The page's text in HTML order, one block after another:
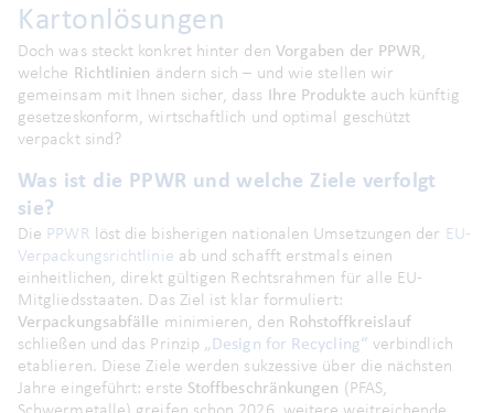
Kartonlösungen
Doch was steckt konkret hinter den Vorgaben der PPWR,
welche Richtlinien ändern sich – und wie stellen wir
gemeinsam mit Ihnen sicher, dass
Ihre Produkte auch künftig
gesetzeskonform, wirtschaftlich und optimal geschützt
verpackt sind?
Was ist die PPWR und welche Ziele verfolgt
sie?
Die PPWR löst die bisherigen nationalen Umsetzungen der EU-
Verpackungsrichtlinie ab und schafft erstmals einen
einheitlichen, direkt gültigen Rechtsrahmen für alle EU-
Mitgliedsstaaten. Das Ziel ist klar formuliert:
Verpackungsabfälle minimieren, den Rohstoffkreislauf
schließen und das Prinzip „Design for Recycling“ verbindlich
etablieren. Diese Ziele werden sukzessive über die nächsten
Jahre eingeführt: erste Stoffbeschränkungen (PFAS,